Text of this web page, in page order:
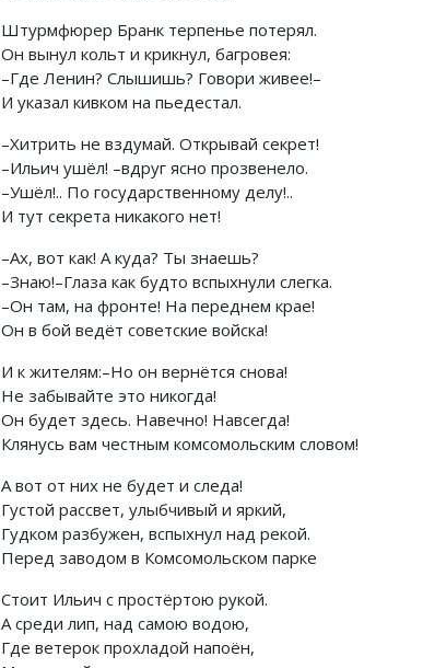
Штурмфюрер Бранк терпенье потерял.
Он вынул кольт и крикнул, багровея:
–Где Ленин? Слышишь? Говори живее!–
И указал кивком на пьедестал.
–Хитрить не вздумай. Открывай секрет!
–Ильич ушёл! –вдруг ясно прозвенело.
–Ушёл!.. По государственному делу!..
И тут секрета никакого нет!
–Ах, вот как! А куда? Ты знаешь?
–Знаю!–Глаза как будто вспыхнули слегка.
–Он там, на фронте! На переднем крае!
Он в бой ведёт советские войска!
И к жителям:–Но он вернётся снова!
Не забывайте это никогда!
Он будет здесь. Навечно! Навсегда!
Клянусь вам честным комсомольским словом!
А вот от них не будет и следа!
Густой рассвет, улыбчивый и яркий,
Гудком разбужен, вспыхнул над рекой.
Перед заводом в Комсомольском парке
Стоит Ильич с простёртою рукой.
А среди лип, над самою водою,
Где ветерок прохладой напоён,